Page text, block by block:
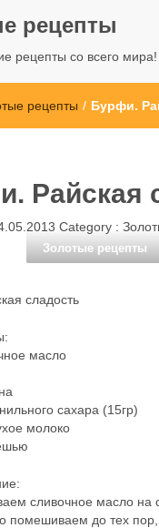
рецепты
рецепты со всего мира!
рецепты / Бурфи.
Райская
Category :
Золотые рецепты
сладость
масло
сахара (15гр)
молоко
сливочное масло на
помешиваем до тех пор,